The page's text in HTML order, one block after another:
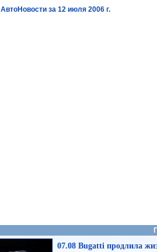
АвтоНовости за 12 июля 2006 г.
07.08 Bugatti продлила